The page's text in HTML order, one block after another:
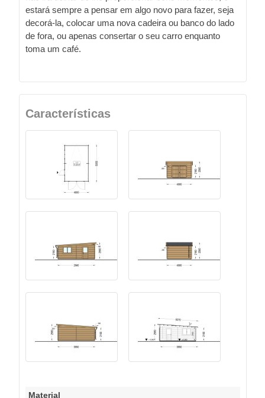
estará sempre a pensar em algo novo para fazer, seja
decorá-la, colocar uma nova cadeira ou banco do lado
de fora, ou apenas consertar o seu carro enquanto
toma um café.
Características
Material